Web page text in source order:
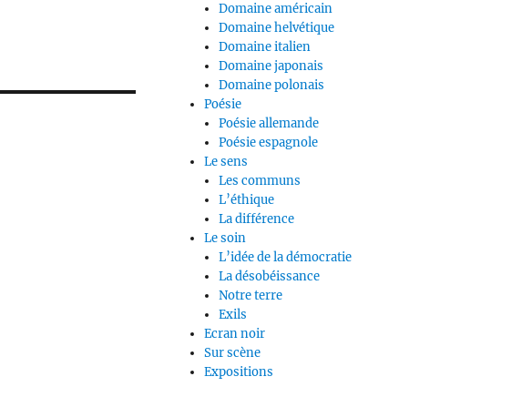
Domaine américain
Domaine helvétique
Domaine italien
Domaine japonais
Domaine polonais
Poésie
Poésie allemande
Poésie espagnole
Le sens
Les communs
L’éthique
La différence
Le soin
L’idée de la démocratie
La désobéissance
Notre terre
Exils
Ecran noir
Sur scène
Expositions